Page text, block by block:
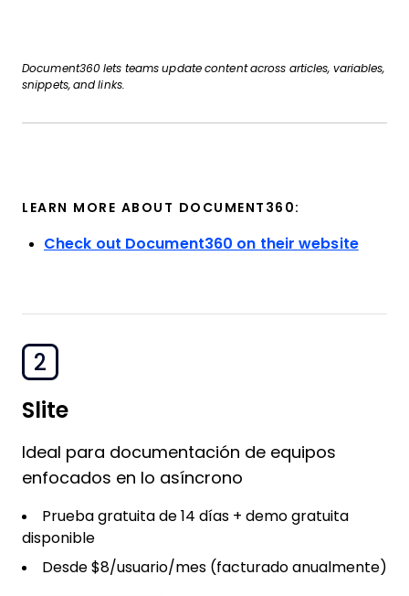
Document360 lets teams update content across articles, variables,
snippets, and links.
LEARN MORE ABOUT DOCUMENT360:
Check out Document360 on their website
2
Slite
Ideal para documentación de equipos
enfocados en lo asíncrono
Prueba gratuita de 14 días + demo gratuita
disponible
Desde $8/usuario/mes (facturado anualmente)